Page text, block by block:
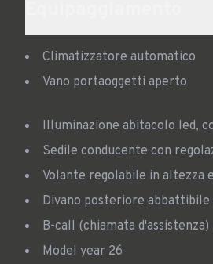
Climatizzatore automatico
Vano portaoggetti aperto
Illuminazione abitacolo led,
Sedile conducente con
Volante regolabile in altezza
Divano posteriore
B-call (chiamata d'assistenza)
Model year 26